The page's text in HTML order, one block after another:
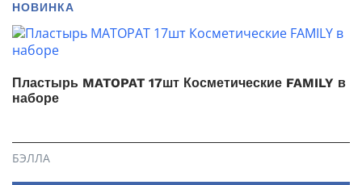
НОВИНКА
Пластырь MATOPAT 17шт Косметические FAMILY в
наборе
БЭЛЛА